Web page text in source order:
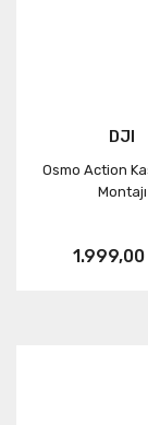
DJI
Osmo Action
Montajı